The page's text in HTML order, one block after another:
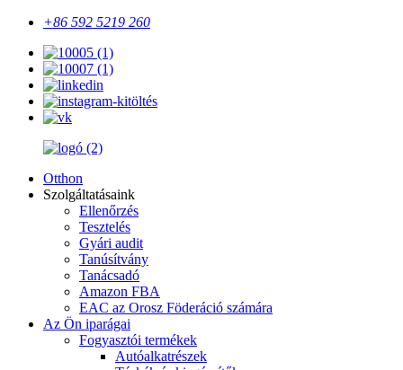
+86 592 5219 260
Otthon
Szolgáltatásaink
Ellenőrzés
Tesztelés
Gyári audit
Tanúsítvány
Tanácsadó
Amazon FBA
EAC az Orosz Föderáció számára
Az Ön iparágai
Fogyasztói termékek
Autóalkatrészek